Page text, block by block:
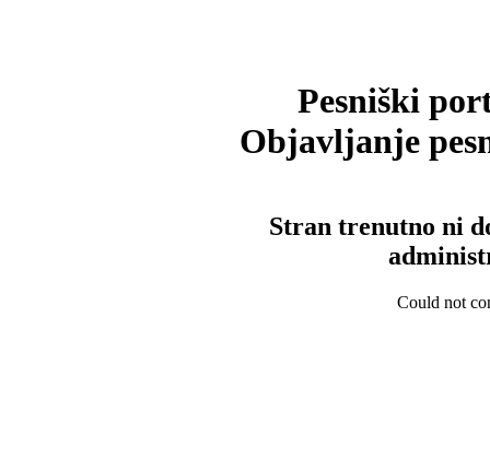
Pesniški
Objavljanje
Stran trenutno ni
Could not